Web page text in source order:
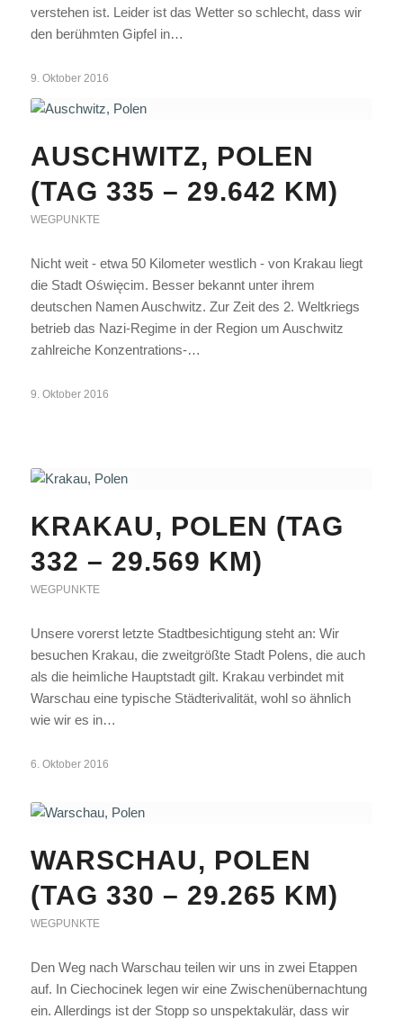
verstehen ist. Leider ist das Wetter so schlecht, dass wir
den berühmten Gipfel in…
9. Oktober 2016
AUSCHWITZ, POLEN
(TAG 335 – 29.642 KM)
WEGPUNKTE
Nicht weit - etwa 50 Kilometer westlich - von Krakau liegt
die Stadt Oświęcim. Besser bekannt unter ihrem
deutschen Namen Auschwitz. Zur Zeit des 2. Weltkriegs
betrieb das Nazi-Regime in der Region um Auschwitz
zahlreiche Konzentrations-…
9. Oktober 2016
KRAKAU, POLEN (TAG
332 – 29.569 KM)
WEGPUNKTE
Unsere vorerst letzte Stadtbesichtigung steht an: Wir
besuchen Krakau, die zweitgrößte Stadt Polens, die auch
als die heimliche Hauptstadt gilt. Krakau verbindet mit
Warschau eine typische Städterivalität, wohl so ähnlich
wie wir es in…
6. Oktober 2016
WARSCHAU, POLEN
(TAG 330 – 29.265 KM)
WEGPUNKTE
Den Weg nach Warschau teilen wir uns in zwei Etappen
auf. In Ciechocinek legen wir eine Zwischenübernachtung
ein. Allerdings ist der Stopp so unspektakulär, dass wir